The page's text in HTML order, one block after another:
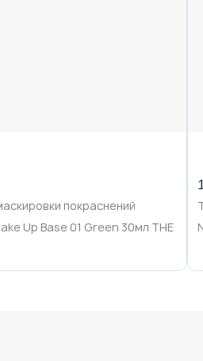
покраснений
Up Base 01 Green 30мл THE